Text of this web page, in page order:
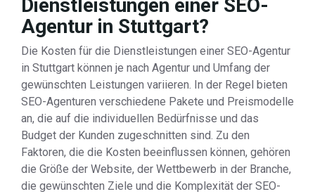
Dienstleistungen einer SEO-
Agentur in Stuttgart?
Die Kosten für die Dienstleistungen einer SEO-Agentur
in Stuttgart können je nach Agentur und Umfang der
gewünschten Leistungen variieren. In der Regel bieten
SEO-Agenturen verschiedene Pakete und Preismodelle
an, die auf die individuellen Bedürfnisse und das
Budget der Kunden zugeschnitten sind. Zu den
Faktoren, die die Kosten beeinflussen können, gehören
die Größe der Website, der Wettbewerb in der Branche,
die gewünschten Ziele und die Komplexität der SEO-